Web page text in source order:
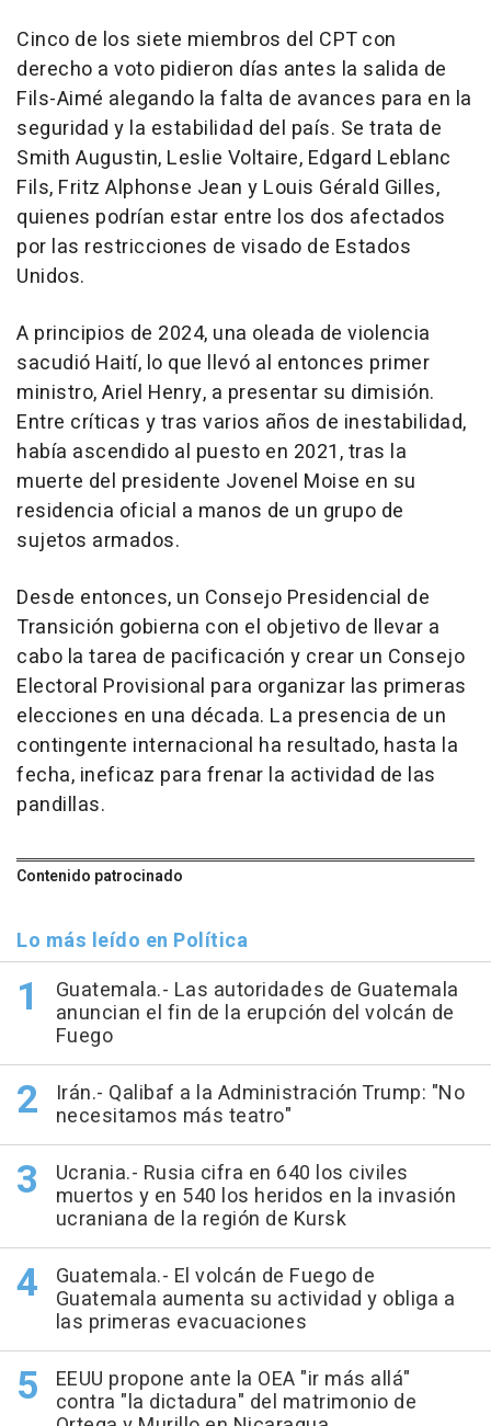
Cinco de los siete miembros del CPT con
derecho a voto pidieron días antes la salida de
Fils-Aimé alegando la falta de avances para en la
seguridad y la estabilidad del país. Se trata de
Smith Augustin, Leslie Voltaire, Edgard Leblanc
Fils, Fritz Alphonse Jean y Louis Gérald Gilles,
quienes podrían estar entre los dos afectados
por las restricciones de visado de Estados
Unidos.
A principios de 2024, una oleada de violencia
sacudió Haití, lo que llevó al entonces primer
ministro, Ariel Henry, a presentar su dimisión.
Entre críticas y tras varios años de inestabilidad,
había ascendido al puesto en 2021, tras la
muerte del presidente Jovenel Moise en su
residencia oficial a manos de un grupo de
sujetos armados.
Desde entonces, un Consejo Presidencial de
Transición gobierna con el objetivo de llevar a
cabo la tarea de pacificación y crear un Consejo
Electoral Provisional para organizar las primeras
elecciones en una década. La presencia de un
contingente internacional ha resultado, hasta la
fecha, ineficaz para frenar la actividad de las
pandillas.
Contenido patrocinado
Lo más leído en Política
Guatemala.- Las autoridades de Guatemala
anuncian el fin de la erupción del volcán de
Fuego
Irán.- Qalibaf a la Administración Trump: "No
necesitamos más teatro"
Ucrania.- Rusia cifra en 640 los civiles
muertos y en 540 los heridos en la invasión
ucraniana de la región de Kursk
Guatemala.- El volcán de Fuego de
Guatemala aumenta su actividad y obliga a
las primeras evacuaciones
EEUU propone ante la OEA "ir más allá"
contra "la dictadura" del matrimonio de